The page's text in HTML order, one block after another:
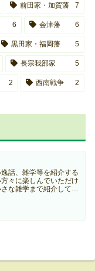
前田家・加賀藩 7
6 会津藩 6
黒田家・福岡藩 5
長宗我部家 5
2 西南戦争 2
話、雑学等を紹介する
々に楽しんでいただけ
な雑学まで紹介してい
史雑学庵』の記事を元